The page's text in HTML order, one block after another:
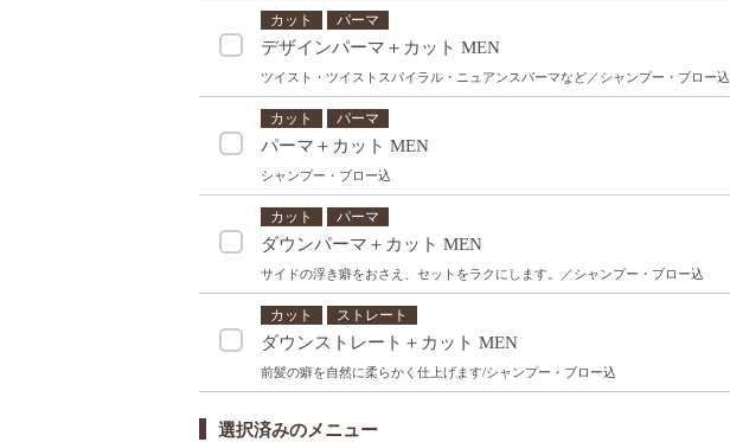
カット パーマ
デザインパーマ＋カット MEN
ツイスト・ツイストスパイラル・ニュアンスパーマなど／シャンプー・ブロー込
カット パーマ
パーマ＋カット MEN
シャンプー・ブロー込
カット パーマ
ダウンパーマ＋カット MEN
サイドの浮き癖をおさえ、セットをラクにします。／シャンプー・ブロー込
カット ストレート
ダウンストレート＋カット MEN
前髪の癖を自然に柔らかく仕上げます/シャンプー・ブロー込
選択済みのメニュー